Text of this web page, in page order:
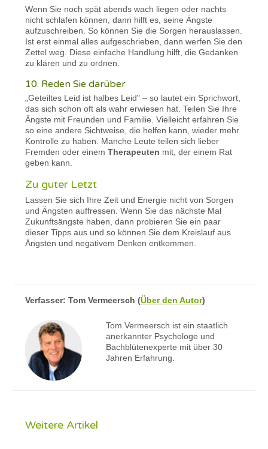
Wenn Sie noch spät abends wach liegen oder nachts
nicht schlafen können, dann hilft es, seine Ängste
aufzuschreiben. So können Sie die Sorgen herauslassen.
Ist erst einmal alles aufgeschrieben, dann werfen Sie den
Zettel weg. Diese einfache Handlung hilft, die Gedanken
zu klären und zu ordnen.
10. Reden Sie darüber
„Geteiltes Leid ist halbes Leid" – so lautet ein Sprichwort,
das sich schon oft als wahr erwiesen hat. Teilen Sie Ihre
Ängste mit Freunden und Familie. Vielleicht erfahren Sie
so eine andere Sichtweise, die helfen kann, wieder mehr
Kontrolle zu haben. Manche Leute teilen sich lieber
Fremden oder einemTherapeuten mit, der einem Rat
geben kann.
Zu guter Letzt
Lassen Sie sich Ihre Zeit und Energie nicht von Sorgen
und Ängsten auffressen. Wenn Sie das nächste Mal
Zukunftsängste haben, dann probieren Sie ein paar
dieser Tipps aus und so können Sie dem Kreislauf aus
Ängsten und negativem Denken entkommen.
Verfasser:Tom Vermeersch (Über den Autor)
Tom Vermeersch ist ein staatlich
anerkannter Psychologe und
Bachblütenexperte mit über 30
Jahren Erfahrung.
Weitere Artikel